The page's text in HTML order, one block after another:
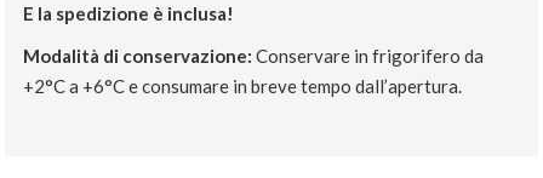
E la spedizione è inclusa!
Modalità di conservazione: Conservare in frigorifero da
+2°C a +6°C e consumare in breve tempo dall’apertura.